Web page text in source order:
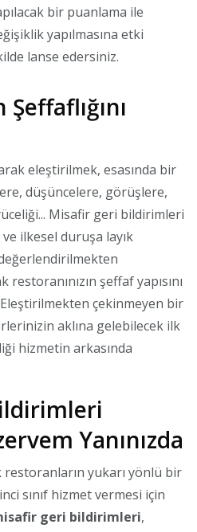
bir puanlama ile
yapılmasına etki
lanse edersiniz.
Şeffaflığını
eleştirilmek, esasında bir
düşüncelere, görüşlere,
Misafir geri bildirimleri
ilkesel duruşa layık
şeffaf yapısını
çekinmeyen bir
aklına gelebilecek ilk
hizmetin arkasında
Yanınızda
yukarı yönlü bir
sınıf hizmet vermesi için
geri bildirimleri,